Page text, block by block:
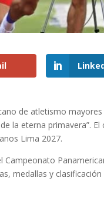
de atletismo
la eterna primavera”.
Lima 2027.
Campeonato
medallas y clasificación